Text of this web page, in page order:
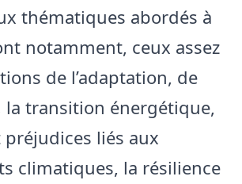
thématiques abordés à
notamment, ceux assez
de l’adaptation, de
la transition énergétique,
préjudices liés aux
climatiques, la résilience